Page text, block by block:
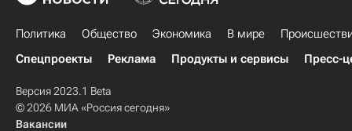
Политика Общество Экономика В мире
Спецпроекты
Реклама Продукты и сервисы Пресс-
Версия 2023.1 Beta
© 2026 МИА «Россия сегодня»
Вакансии